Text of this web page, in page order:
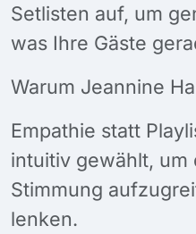
Setlisten auf, um
was Ihre Gäste
Warum Jeannine
Empathie statt
intuitiv gewählt, um
Stimmung
lenken.